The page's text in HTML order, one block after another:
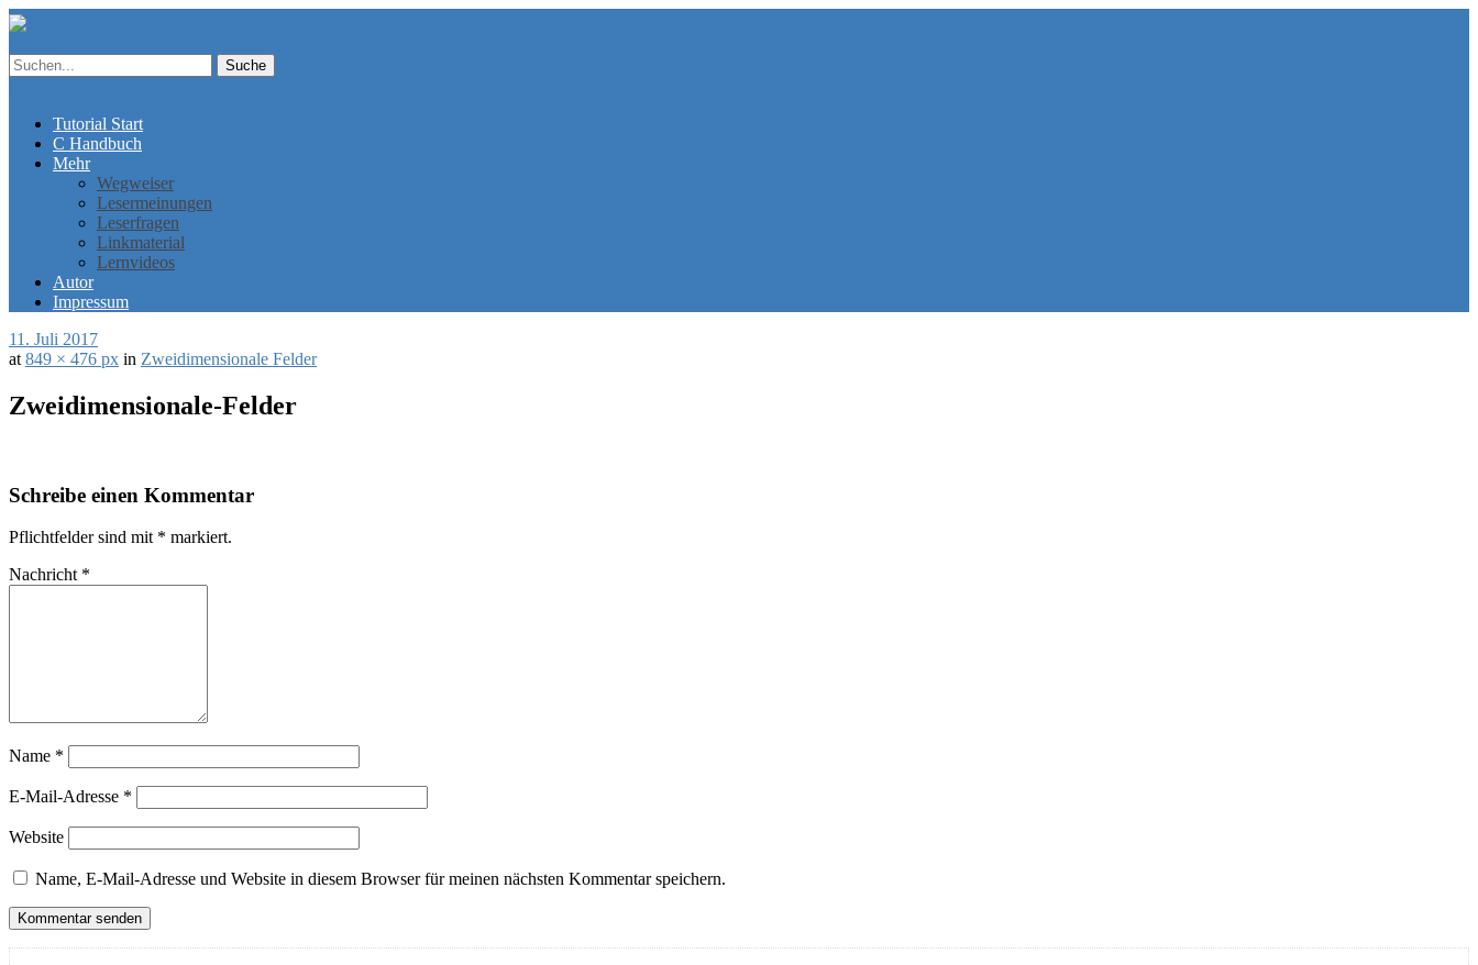
Tutorial Start
C Handbuch
Mehr
Wegweiser
Lesermeinungen
Leserfragen
Linkmaterial
Lernvideos
Autor
Impressum
11. Juli 2017
at 849 × 476 px in Zweidimensionale Felder
Zweidimensionale-Felder
Schreibe einen Kommentar
Pflichtfelder sind mit * markiert.
Nachricht *
Name *
E-Mail-Adresse *
Website
Name, E-Mail-Adresse und Website in diesem Browser für meinen nächsten Kommentar speichern.